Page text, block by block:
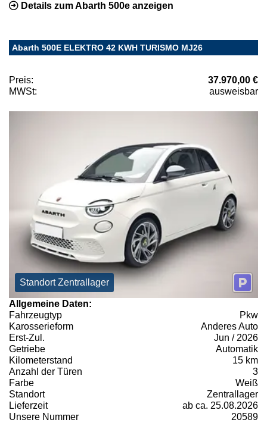
Details zum Abarth 500e anzeigen
Abarth 500E ELEKTRO 42 KWH TURISMO MJ26
Preis:
37.970,00 €
MWSt:
ausweisbar
Standort Zentrallager
Allgemeine Daten:
Fahrzeugtyp
Pkw
Karosserieform
Anderes Auto
Erst-Zul.
Jun / 2026
Getriebe
Automatik
Kilometerstand
15 km
Anzahl der Türen
3
Farbe
Weiß
Standort
Zentrallager
Lieferzeit
ab ca. 25.08.2026
Unsere Nummer
20589